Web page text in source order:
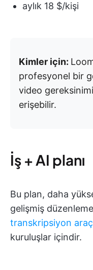
aylık 18 $/kişi
Kimler için:
profesyonel bir
video
erişebilir.
İş + AI planı
Bu plan, daha
gelişmiş
transkripsiyon
kuruluşlar içindir.